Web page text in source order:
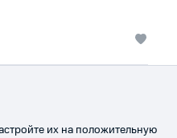
их на положительную